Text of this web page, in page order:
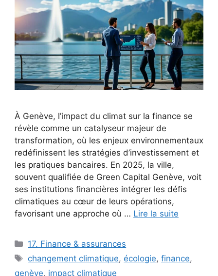
À Genève, l’impact du climat sur la finance se
révèle comme un catalyseur majeur de
transformation, où les enjeux environnementaux
redéfinissent les stratégies d’investissement et
les pratiques bancaires. En 2025, la ville,
souvent qualifiée de Green Capital Genève, voit
ses institutions financières intégrer les défis
climatiques au cœur de leurs opérations,
favorisant une approche où … Lire la suite
Catégories
17. Finance & assurances
Étiquettes
changement climatique, écologie,finance,
genève, impact climatique